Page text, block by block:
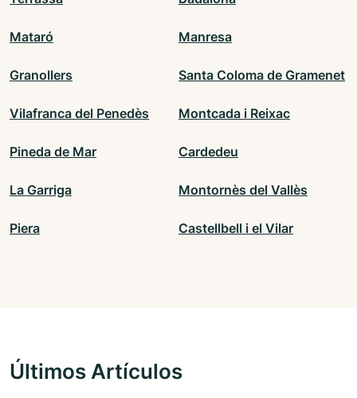
Mataró Manresa
Granollers Santa Coloma de Gramenet
Vilafranca del Penedès Montcada i Reixac
Pineda de Mar Cardedeu
La Garriga Montornès del Vallès
Piera Castellbell i el Vilar
Últimos Artículos